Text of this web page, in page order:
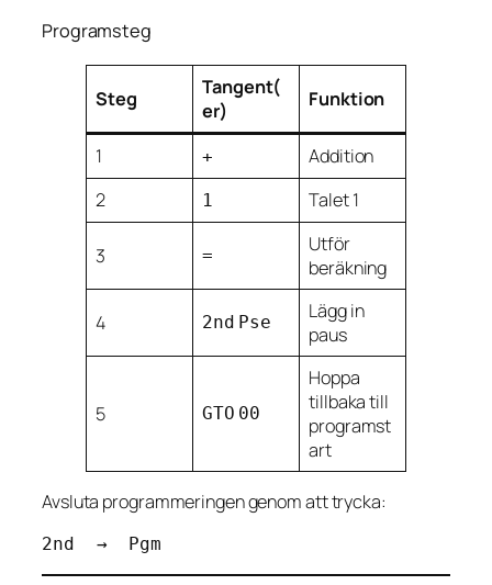
Programsteg
Steg
Tangent(
er)
Funktion
1 +
Addition
2
1 Talet 1
3 =
Utför
beräkning
4 2nd Pse
Lägg in
paus
5 GTO 00
Hoppa
tillbaka till
programst
art
Avsluta programmeringen genom att trycka: